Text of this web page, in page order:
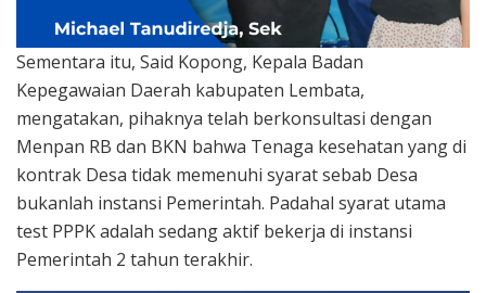
Sementara itu, Said Kopong, Kepala Badan
Kepegawaian Daerah kabupaten Lembata,
mengatakan, pihaknya telah berkonsultasi dengan
Menpan RB dan BKN bahwa Tenaga kesehatan yang di
kontrak Desa tidak memenuhi syarat sebab Desa
bukanlah instansi Pemerintah. Padahal syarat utama
test PPPK adalah sedang aktif bekerja di instansi
Pemerintah 2 tahun terakhir.